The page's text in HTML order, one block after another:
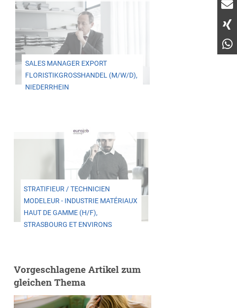
SALES MANAGER EXPORT
FLORISTIKGROSSHANDEL (M/W/D), N
IEDERRHEIN
STRATIFIEUR / TECHNICIEN
MODELEUR - INDUSTRIE MATÉRIAUX
HAUT DE GAMME (H/F),
STRASBOURG ET ENVIRONS
Vorgeschlagene Artikel zum
gleichen Thema